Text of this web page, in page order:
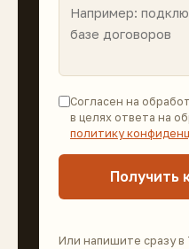
Согласен на
в целях ответа на
политику
Получить
Или напишите сразу в